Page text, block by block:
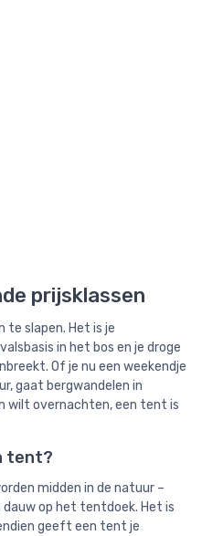
prijsklassen
te slapen. Het is je
in het bos en je droge
Of je nu een weekendje
gaat bergwandelen in
wilt overnachten, een tent is
tent?
midden in de natuur –
op het tentdoek. Het is
geeft een tent je